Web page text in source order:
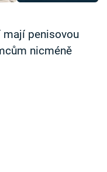
mají penisovou
nicméně